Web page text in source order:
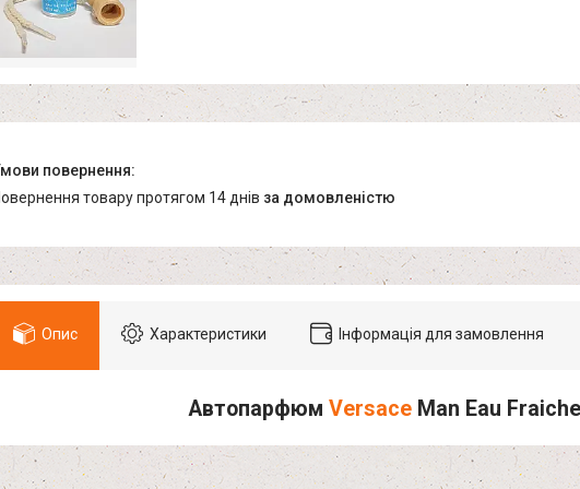
повернення товару протягом 14 днів за домовленістю
Опис Характеристики Інформація для замовлення
Автопарфюм Versace Man Eau Fraiche